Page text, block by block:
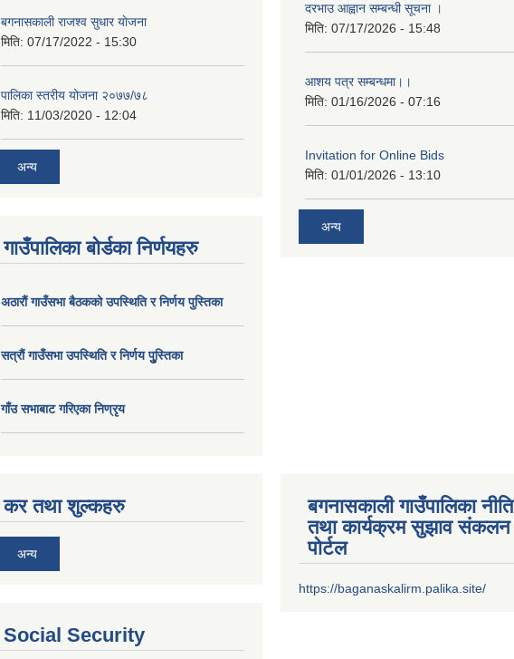
बगनासकाली राजश्व सुधार याेजना
मिति: 07/17/2022 - 15:30
पालिका स्तरीय योजना २०७७/७८
मिति: 11/03/2020 - 12:04
अन्य
गाउँपालिका बोर्डका निर्णयहरु
अठाराैं गाउँसभा बैठकको उपस्थिति र निर्णय पुस्तिका
सत्राैं गाउँसभा उपस्थिति र निर्णय पुु्स्तिका
गाँउ सभाबाट गरिएका निण्रृय
दरभाउ आह्वान सम्बन्धी सूचना ।
मिति: 07/17/2026 - 15:48
आशय पत्र सम्बन्धमा।।
मिति: 01/16/2026 - 07:16
Invitation for Online Bids
मिति: 01/01/2026 - 13:10
अन्य
कर तथा शुल्कहरु
अन्य
Social Security
बगनासकाली गाउँपालिका नीति
तथा कार्यक्रम सुझाव संकलन
पोर्टल
https://baganaskalirm.palika.site/